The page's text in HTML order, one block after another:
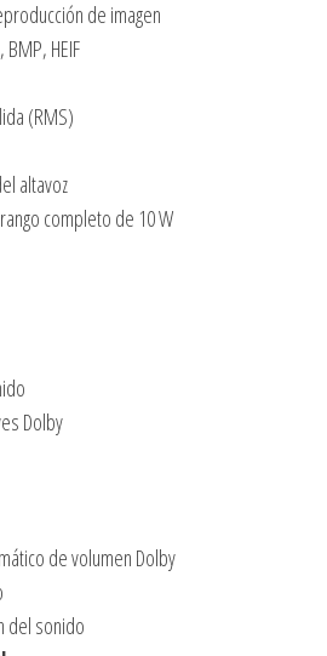
de imagen
BMP, HEIF
(RMS)
altavoz
completo de 10 W
Dolby
de volumen Dolby
del sonido